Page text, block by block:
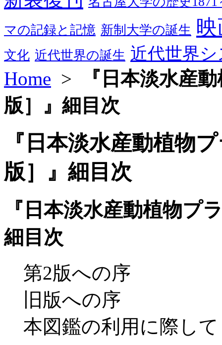
マの記録と記憶 新制大学の誕生
文化 近代世界の誕生 近代世界
Home >
『日本淡水産
版］』細目次
『日本淡水産動植物
版］』細目次
『日本淡水産動植物プ
細目次
第2版への序
旧版への序
本図鑑の利用に際して